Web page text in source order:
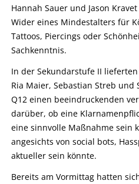
Hannah Sauer und Jason
Wider eines Mindestalters für
Tattoos, Piercings oder
Sachkenntnis.
In der Sekundarstufe II
Ria Maier, Sebastian Streb und
Q12 einen beeindruckenden
darüber, ob eine
eine sinnvolle Maßnahme sein
angesichts von social bots,
aktueller sein könnte.
Bereits am Vormittag hatten